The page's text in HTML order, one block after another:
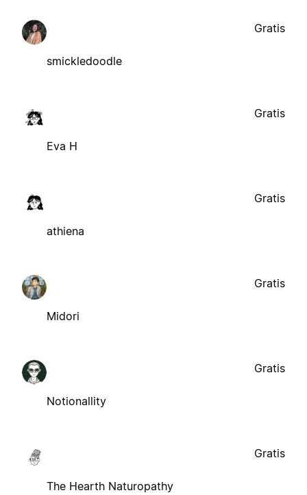
smickledoodle
Gratis
Eva H
Gratis
athiena
Gratis
Midori
Gratis
Notionallity
Gratis
The Hearth Naturopathy
Gratis